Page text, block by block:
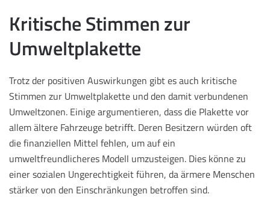
Kritische Stimmen zur
Umweltplakette
Trotz der positiven Auswirkungen gibt es auch kritische
Stimmen zur Umweltplakette und den damit verbundenen
Umweltzonen. Einige argumentieren, dass die Plakette vor
allem ältere Fahrzeuge betrifft. Deren Besitzern würden oft
die finanziellen Mittel fehlen, um auf ein
umweltfreundlicheres Modell umzusteigen. Dies könne zu
einer sozialen Ungerechtigkeit führen, da ärmere Menschen
stärker von den Einschränkungen betroffen sind.